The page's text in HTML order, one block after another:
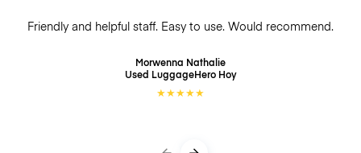
Friendly and helpful staff. Easy to use. Would recommend.
Morwenna Nathalie
Used LuggageHero Hoy
★★★★★